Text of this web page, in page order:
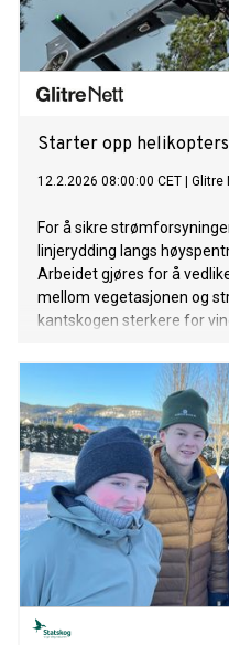
Starter opp
12.2.2026 08:00:00 CET Glitre
For å sikre
linjerydding langs
Arbeidet gjøres for å
mellom vegetasjonen og
kantskogen sterkere for